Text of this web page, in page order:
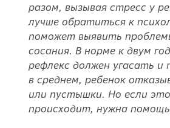
разом, вызывая стресс у
лучше обратиться к
поможет выявить
сосания. В норме к двум
рефлекс должен угасать и
в среднем, ребенок
или пустышки. Но если
происходит, нужна